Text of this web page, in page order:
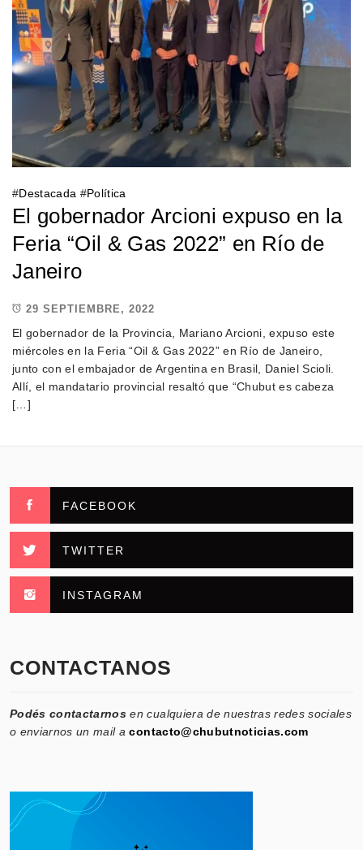
#Destacada #Política
El gobernador Arcioni expuso en la
Feria “Oil & Gas 2022” en Río de
Janeiro
29 SEPTIEMBRE, 2022
El gobernador de la Provincia, Mariano Arcioni, expuso este
miércoles en la Feria “Oil & Gas 2022” en Río de Janeiro,
junto con el embajador de Argentina en Brasil, Daniel Scioli.
Allí, el mandatario provincial resaltó que “Chubut es cabeza
[…]
FACEBOOK
TWITTER
INSTAGRAM
CONTACTANOS
Podés contactarnos en cualquiera de nuestras redes sociales
o enviarnos un mail acontacto@chubutnoticias.com